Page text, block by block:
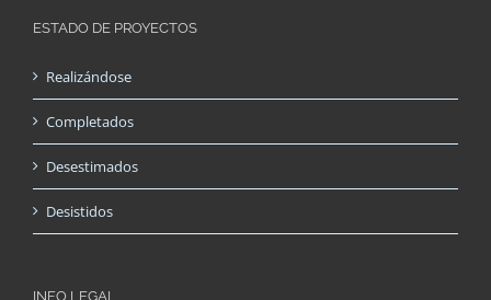
ESTADO DE PROYECTOS
Realizándose
Completados
Desestimados
Desistidos
INFO LEGAL